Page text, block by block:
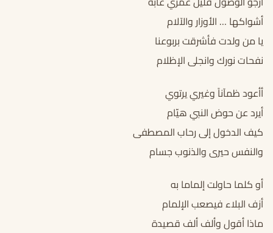
أشواكها … الأوزار والآلام
يا من ولدت فأشرقت بربوعنا
نفحات نورك وانجلى الإظلام
أأعود ظمآناً وغيري يرتوي
أيرد عن حوض النبي هيّام
كيف الدخول إلى رحاب المصطفى
والنفس حيرى والذنوب جسام
أو كلما حاولت إلماما به
أزف البلاء فيصعب الإلمام
ماذا أقول وألف ألف قصيدة